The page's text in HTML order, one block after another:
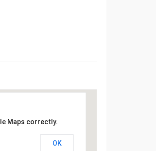
Maps correctly.
OK